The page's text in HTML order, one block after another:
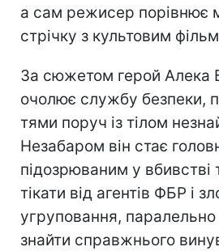
а сам режисер порівнює
стрічку з культовим
За сюжетом герой Алека
очолює службу безпеки,
тями поруч із тілом
Незабаром він стає
підозрюваним у
тікати від агентів ФБР і
угруповання,
знайти справжнього